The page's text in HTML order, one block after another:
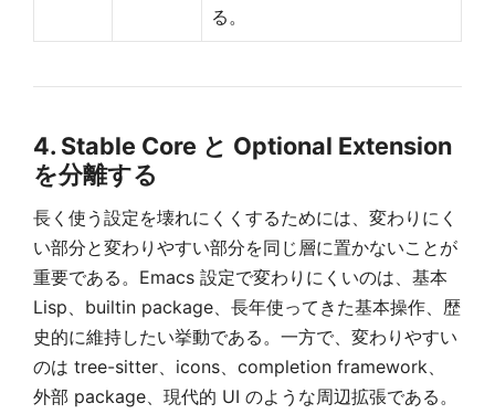
る。
4. Stable Core と Optional Extension
を分離する
長く使う設定を壊れにくくするためには、変わりにく
い部分と変わりやすい部分を同じ層に置かないことが
重要である。Emacs 設定で変わりにくいのは、基本
Lisp、builtin package、長年使ってきた基本操作、歴
史的に維持したい挙動である。一方で、変わりやすい
のは tree-sitter、icons、completion framework、
外部 package、現代的 UI のような周辺拡張である。